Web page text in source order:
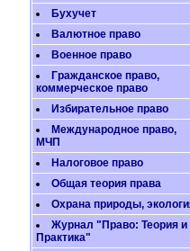
Бухучет
Валютное право
Военное право
Гражданское право,
коммерческое право
Избирательное право
Международное право,
МЧП
Налоговое право
Общая теория права
Охрана природы,
Журнал "Право: Теория и
Практика"